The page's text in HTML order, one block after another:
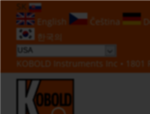
SK
English
Čeština
한국의
KOBOLD Instruments Inc • 1801